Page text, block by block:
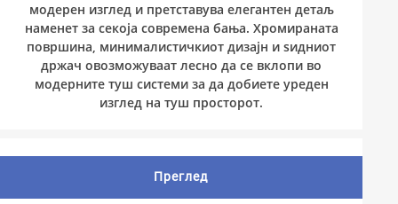
модерен изглед и претставува елегантен детаљ
наменет за секоја современа бања. Хромираната
површина, минималистичкиот дизајн и ѕидниот
држач овозможуваат лесно да се вклопи во
модерните туш системи за да добиете уреден
изглед на туш просторот.
Преглед